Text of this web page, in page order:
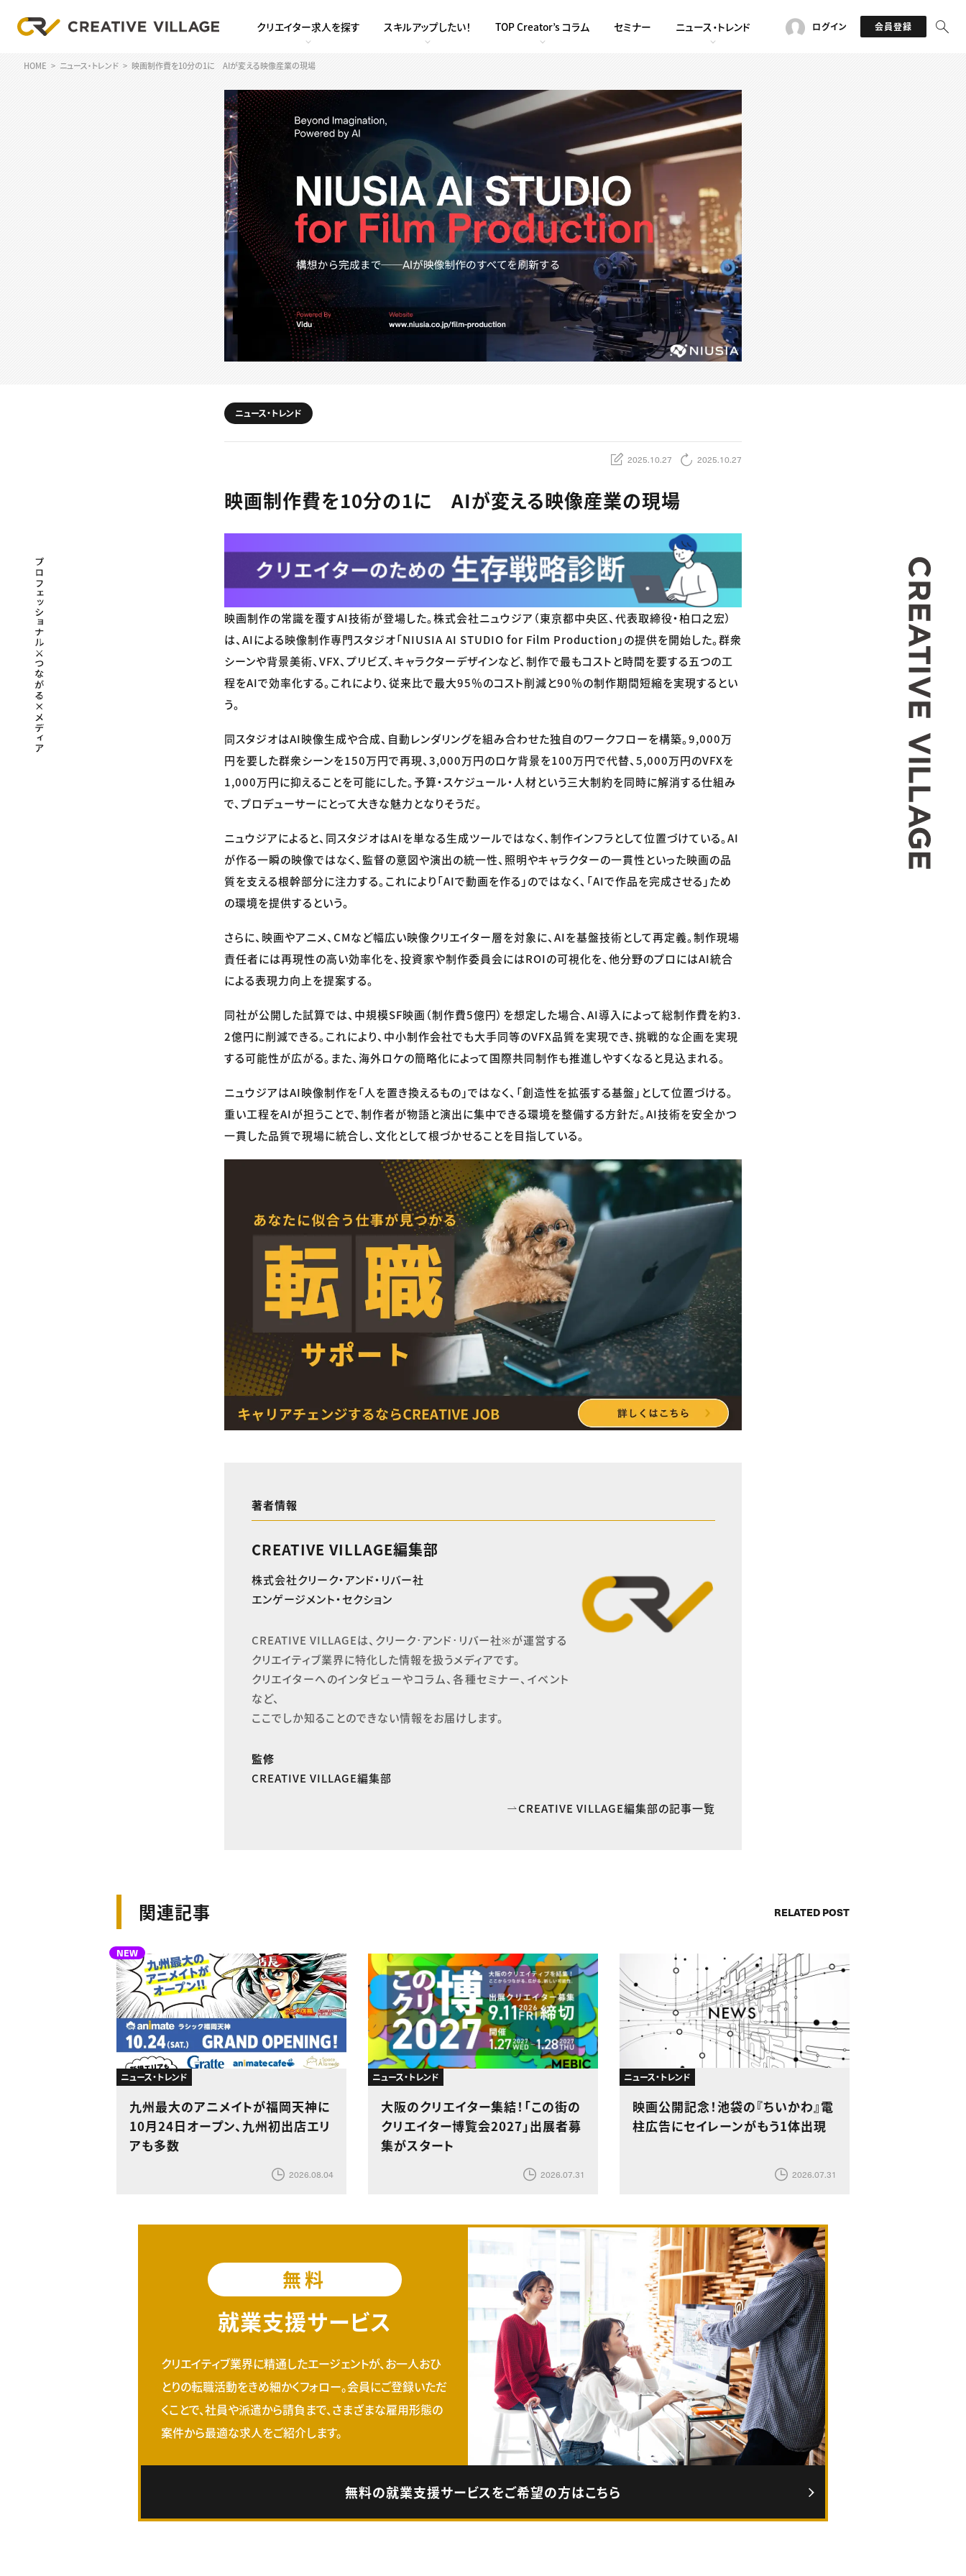
クリエイター求人を探す スキルアップしたい！ TOP Creator’s コラム セミナー ニュース・トレンド ログイン 会員登録
HOME ニュース・トレンド 映画制作費を10分の1に AIが変える映像産業の現場
ニュース・トレンド
2025.10.27 2025.10.27
映画制作費を10分の1に AIが変える映像産業の現場
映画制作の常識を覆すAI技術が登場した。株式会社ニュウジア（東京都中央区、代表取締役・柏口之宏）
は、AIによる映像制作専門スタジオ「NIUSIA AI STUDIO for Film Production」の提供を開始した。群衆
シーンや背景美術、VFX、プリビズ、キャラクターデザインなど、制作で最もコストと時間を要する五つの工
程をAIで効率化する。これにより、従来比で最大95％のコスト削減と90％の制作期間短縮を実現するとい
う。
同スタジオはAI映像生成や合成、自動レンダリングを組み合わせた独自のワークフローを構築。9,000万
円を要した群衆シーンを150万円で再現、3,000万円のロケ背景を100万円で代替、5,000万円のVFXを
1,000万円に抑えることを可能にした。予算・スケジュール・人材という三大制約を同時に解消する仕組み
で、プロデューサーにとって大きな魅力となりそうだ。
ニュウジアによると、同スタジオはAIを単なる生成ツールではなく、制作インフラとして位置づけている。AI
が作る一瞬の映像ではなく、監督の意図や演出の統一性、照明やキャラクターの一貫性といった映画の品
質を支える根幹部分に注力する。これにより「AIで動画を作る」のではなく、「AIで作品を完成させる」ため
の環境を提供するという。
さらに、映画やアニメ、CMなど幅広い映像クリエイター層を対象に、AIを基盤技術として再定義。制作現場
責任者には再現性の高い効率化を、投資家や制作委員会にはROIの可視化を、他分野のプロにはAI統合
による表現力向上を提案する。
同社が公開した試算では、中規模SF映画（制作費5億円）を想定した場合、AI導入によって総制作費を約3.
2億円に削減できる。これにより、中小制作会社でも大手同等のVFX品質を実現でき、挑戦的な企画を実現
する可能性が広がる。また、海外ロケの簡略化によって国際共同制作も推進しやすくなると見込まれる。
ニュウジアはAI映像制作を「人を置き換えるもの」ではなく、「創造性を拡張する基盤」として位置づける。
重い工程をAIが担うことで、制作者が物語と演出に集中できる環境を整備する方針だ。AI技術を安全かつ
一貫した品質で現場に統合し、文化として根づかせることを目指している。
著者情報
CREATIVE VILLAGE編集部
株式会社クリーク・アンド・リバー社
エンゲージメント・セクション
CREATIVE VILLAGEは、クリーク･アンド･リバー社※が運営する
クリエイティブ業界に特化した情報を扱うメディアです。
クリエイターへのインタビューやコラム、各種セミナー、イベント
など、
ここでしか知ることのできない情報をお届けします。
監修
CREATIVE VILLAGE編集部
CREATIVE VILLAGE編集部の記事一覧
関連記事 RELATED POST
NEW
ニュース・トレンド
九州最大のアニメイトが福岡天神に
10月24日オープン、九州初出店エリ
アも多数
2026.08.04
ニュース・トレンド
大阪のクリエイター集結！「この街の
クリエイター博覧会2027」出展者募
集がスタート
2026.07.31
ニュース・トレンド
映画公開記念！池袋の『ちいかわ』電
柱広告にセイレーンがもう1体出現
2026.07.31
無料
就業支援サービス
クリエイティブ業界に精通したエージェントが、お一人おひ
とりの転職活動をきめ細かくフォロー。会員にご登録いただ
くことで、社員や派遣から請負まで、さまざまな雇用形態の
案件から最適な求人をご紹介します。
無料の就業支援サービスをご希望の方はこちら